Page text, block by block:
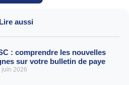
Lire aussi
: comprendre les nouvelles
sur votre bulletin de paye
juin 2026